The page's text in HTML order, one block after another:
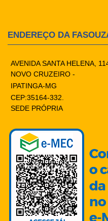
ENDEREÇO DA
AVENIDA SANTA HELENA,
NOVO CRUZEIRO -
IPATINGA-MG
CEP:35164-332.
SEDE PRÓPRIA